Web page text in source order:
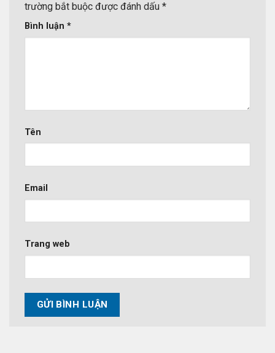
trường bắt buộc được đánh dấu *
Bình luận *
Tên
Email
Trang web